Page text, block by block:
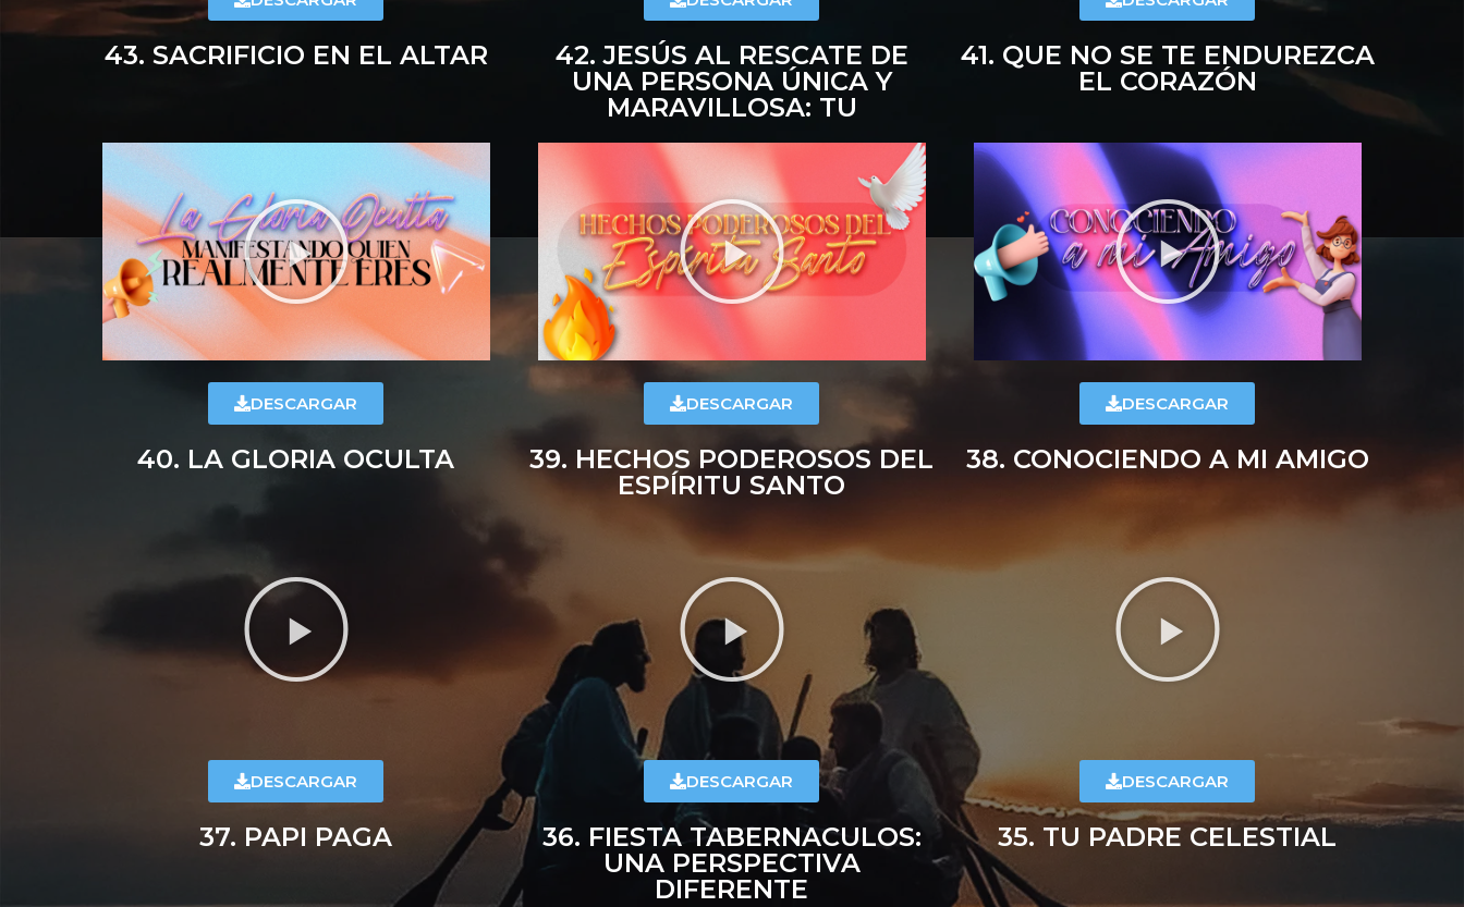
43. SACRIFICIO EN EL ALTAR
42. JESÚS AL RESCATE DE
UNA PERSONA ÚNICA Y
MARAVILLOSA: TU
41. QUE NO SE TE ENDUREZCA
EL CORAZÓN
DESCARGAR
40. LA GLORIA OCULTA
DESCARGAR
39. HECHOS PODEROSOS DEL
ESPÍRITU SANTO
DESCARGAR
38. CONOCIENDO A MI AMIGO
DESCARGAR
37. PAPI PAGA
DESCARGAR
36. FIESTA TABERNACULOS:
UNA PERSPECTIVA
DIFERENTE
DESCARGAR
35. TU PADRE CELESTIAL